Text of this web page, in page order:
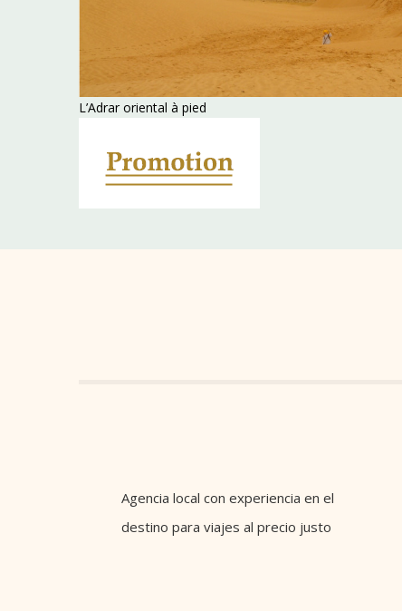
L’Adrar oriental à pied
Agencia local con experiencia en el
destino para viajes al precio justo